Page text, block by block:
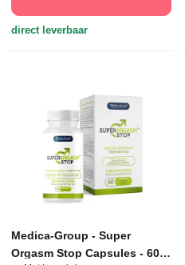
direct leverbaar
Medica-Group - Super
Orgasm Stop Capsules - 60